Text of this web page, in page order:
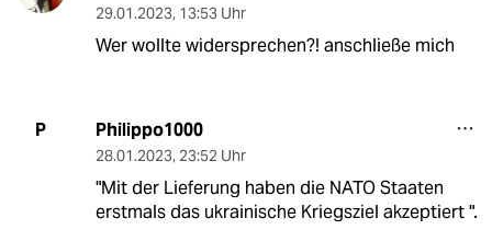
29.01.2023, 13:53 Uhr
Wer wollte widersprechen?! anschließe mich
P Philippo1000
28.01.2023, 23:52 Uhr
"Mit der Lieferung haben die NATO Staaten
erstmals das ukrainische Kriegsziel akzeptiert ".